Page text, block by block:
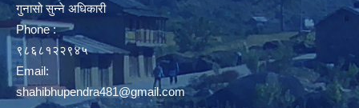
गुनासो सुन्ने अधिकारी
Phone :
९८६८१२२९४५
Email:
shahibhupendra481@gmail.com